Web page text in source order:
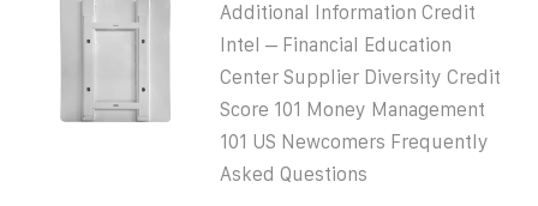
Additional Information Credit
Intel – Financial Education
Center Supplier Diversity Credit
Score 101 Money Management
101 US Newcomers Frequently
Asked Questions